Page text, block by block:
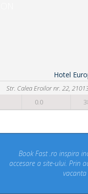
Strada Gilort
Concediul nostru
un concediu de
despre care nu